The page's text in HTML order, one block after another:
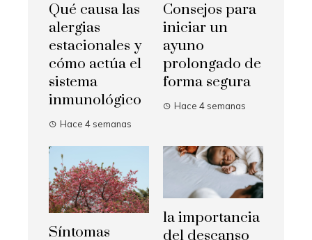
Qué causa las
alergias
estacionales y
cómo actúa el
sistema
inmunológico
Hace 4 semanas
Consejos para
iniciar un
ayuno
prolongado de
forma segura
Hace 4 semanas
Síntomas
la importancia
del descanso